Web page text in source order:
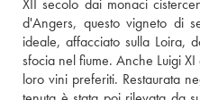
XII secolo dai monaci
d'Angers, questo vigneto di
ideale, affacciato sulla Loira,
sfocia nel fiume. Anche Luigi
loro vini preferiti. Restaurata